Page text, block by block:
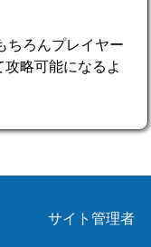
ちろんプレイヤー
略可能になるよ
サイト管理者